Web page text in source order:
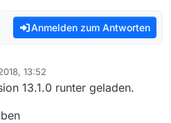
Anmelden zum Antworten
13:52
13.1.0 runter geladen.